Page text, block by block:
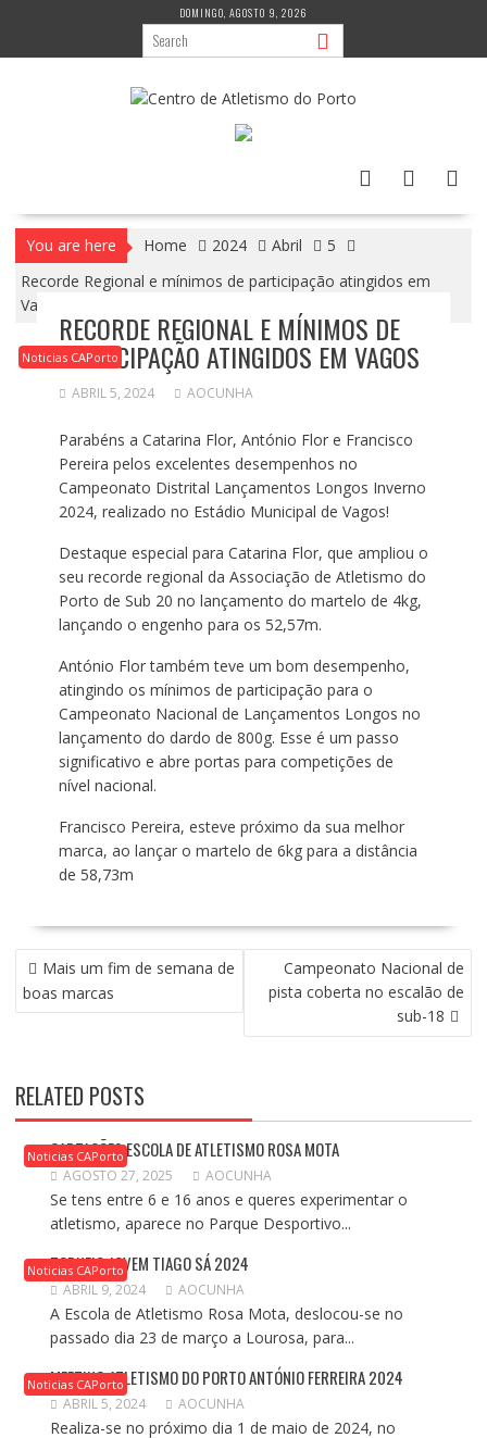
content
DOMINGO, AGOSTO 9, 2026
You are here Home 2024 Abril
5
Recorde Regional e mínimos de participação atingidos em
Vagos
Noticias CAPorto
RECORDE REGIONAL E MÍNIMOS DE
PARTICIPAÇÃO ATINGIDOS EM VAGOS
ABRIL 5, 2024 AOCUNHA
Parabéns a Catarina Flor, António Flor e Francisco
Pereira pelos excelentes desempenhos no
Campeonato Distrital Lançamentos Longos Inverno
2024, realizado no Estádio Municipal de Vagos!
Destaque especial para Catarina Flor, que ampliou o
seu recorde regional da Associação de Atletismo do
Porto de Sub 20 no lançamento do martelo de 4kg,
lançando o engenho para os 52,57m.
António Flor também teve um bom desempenho,
atingindo os mínimos de participação para o
Campeonato Nacional de Lançamentos Longos no
lançamento do dardo de 800g. Esse é um passo
significativo e abre portas para competições de
nível nacional.
Francisco Pereira, esteve próximo da sua melhor
marca, ao lançar o martelo de 6kg para a distância
de 58,73m
NAVEGAÇÃO
DE
ARTIGOS
Mais um fim de semana de
boas marcas
Campeonato Nacional de
pista coberta no escalão de
sub-18
RELATED POSTS
Noticias CAPorto
CAPTAÇÕES ESCOLA DE ATLETISMO ROSA MOTA
AGOSTO 27, 2025 AOCUNHA
Se tens entre 6 e 16 anos e queres experimentar o
atletismo, aparece no Parque Desportivo...
Noticias CAPorto
TORNEIO JOVEM TIAGO SÁ 2024
ABRIL 9, 2024 AOCUNHA
A Escola de Atletismo Rosa Mota, deslocou-se no
passado dia 23 de março a Lourosa, para...
Noticias CAPorto
MEETING ATLETISMO DO PORTO ANTÓNIO FERREIRA 2024
ABRIL 5, 2024 AOCUNHA
Realiza-se no próximo dia 1 de maio de 2024, no